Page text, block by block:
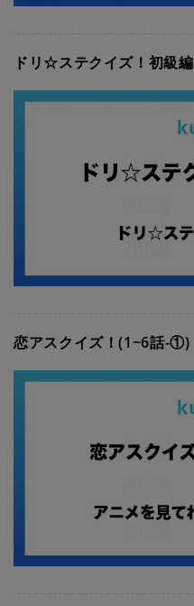
ドリ☆ステクイズ！初級編
恋アスクイズ！(1~6話-①)